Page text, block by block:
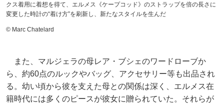
クス着用に着想を得て、エルメス《ケープコッド》のストラップを倍の長さに
変更した時計の“着け方”を刷新し、新たなスタイルを生んだ
© Marc Chatelard
また、マルジェラの母レア・ブシェのワードローブか
ら、約60点のルックやバッグ、アクセサリー等も出品され
る。幼い頃から彼を支えた母との関係は深く、エルメス在
籍時代には多くのピースが彼女に贈られていた。それらが